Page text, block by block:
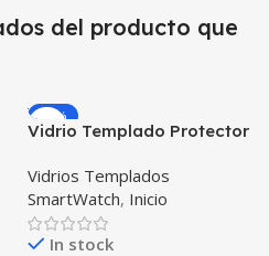
del producto que
-25%
Vidrio Templado Protector
Smartwatch Samsung
Gear S3 Frontier
Vidrios Templados
SmartWatch, Inicio
In stock